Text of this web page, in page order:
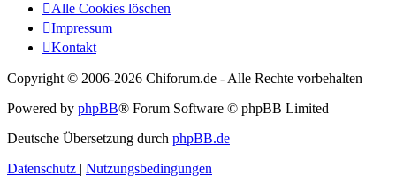
Alle Cookies löschen
Impressum
Kontakt
Copyright © 2006-2026 Chiforum.de - Alle Rechte vorbehalten
Powered by phpBB® Forum Software © phpBB Limited
Deutsche Übersetzung durch phpBB.de
Datenschutz | Nutzungsbedingungen